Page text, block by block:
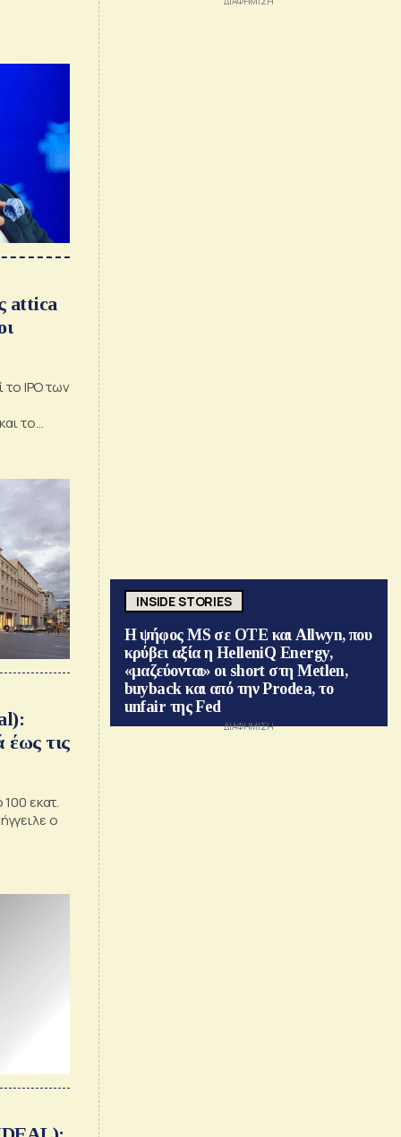
attica
IPO των
το
έως τις
εκατ.
ο
INSIDE STORIES
Η ψήφος MS σε ΟΤΕ και Allwyn, που
κρύβει αξία η HelleniQ Energy,
«μαζεύονται» οι short στη Metlen,
buyback και από την Prodea, το
unfair της Fed